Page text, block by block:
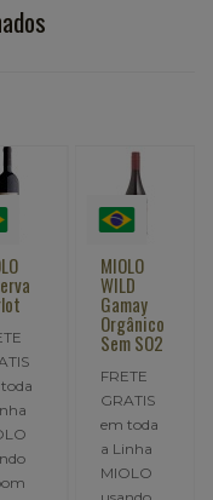
MIOLO
WILD
Gamay
Orgânico
Sem SO2
FRETE
GRATIS
em toda
a Linha
MIOLO